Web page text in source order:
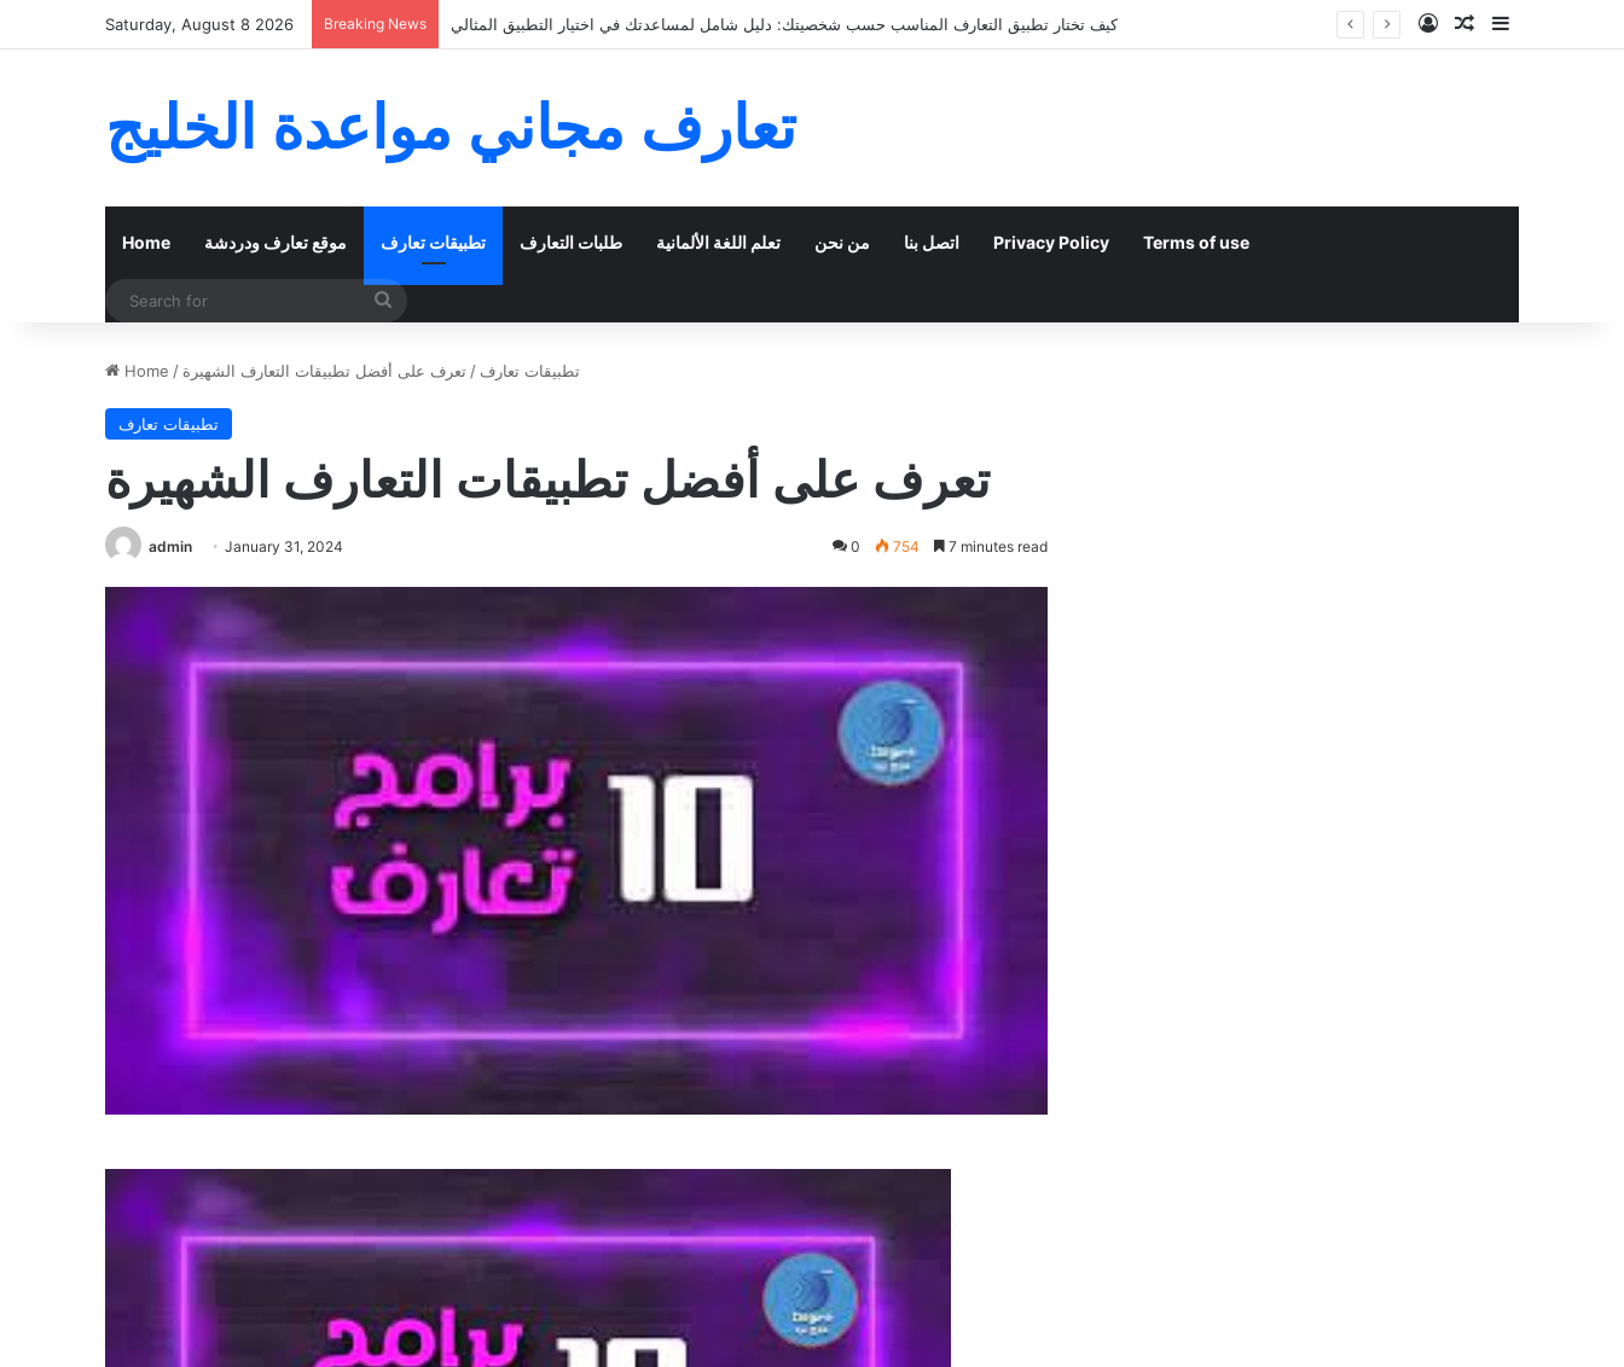
Saturday, August 8 2026 Breaking News التعارف عبر الإنترنت: كيفية الانتقال من الدردشة إلى اللقاء الفعلي بنجاح Log InRandom Article
Sidebar
تعارف مجاني مواعدة الخليج
Home موقع تعارف ودردشة تطبيقات تعارف طلبات التعارف تعلم اللغة الألمانية من نحن اتصل بنا Privacy Policy Terms of use
Home / تطبيقات تعارف / تعرف على أفضل تطبيقات التعارف الشهيرة
تطبيقات تعارف
تعرف على أفضل تطبيقات التعارف الشهيرة
admin January 31, 2024 0 754 7 minutes read